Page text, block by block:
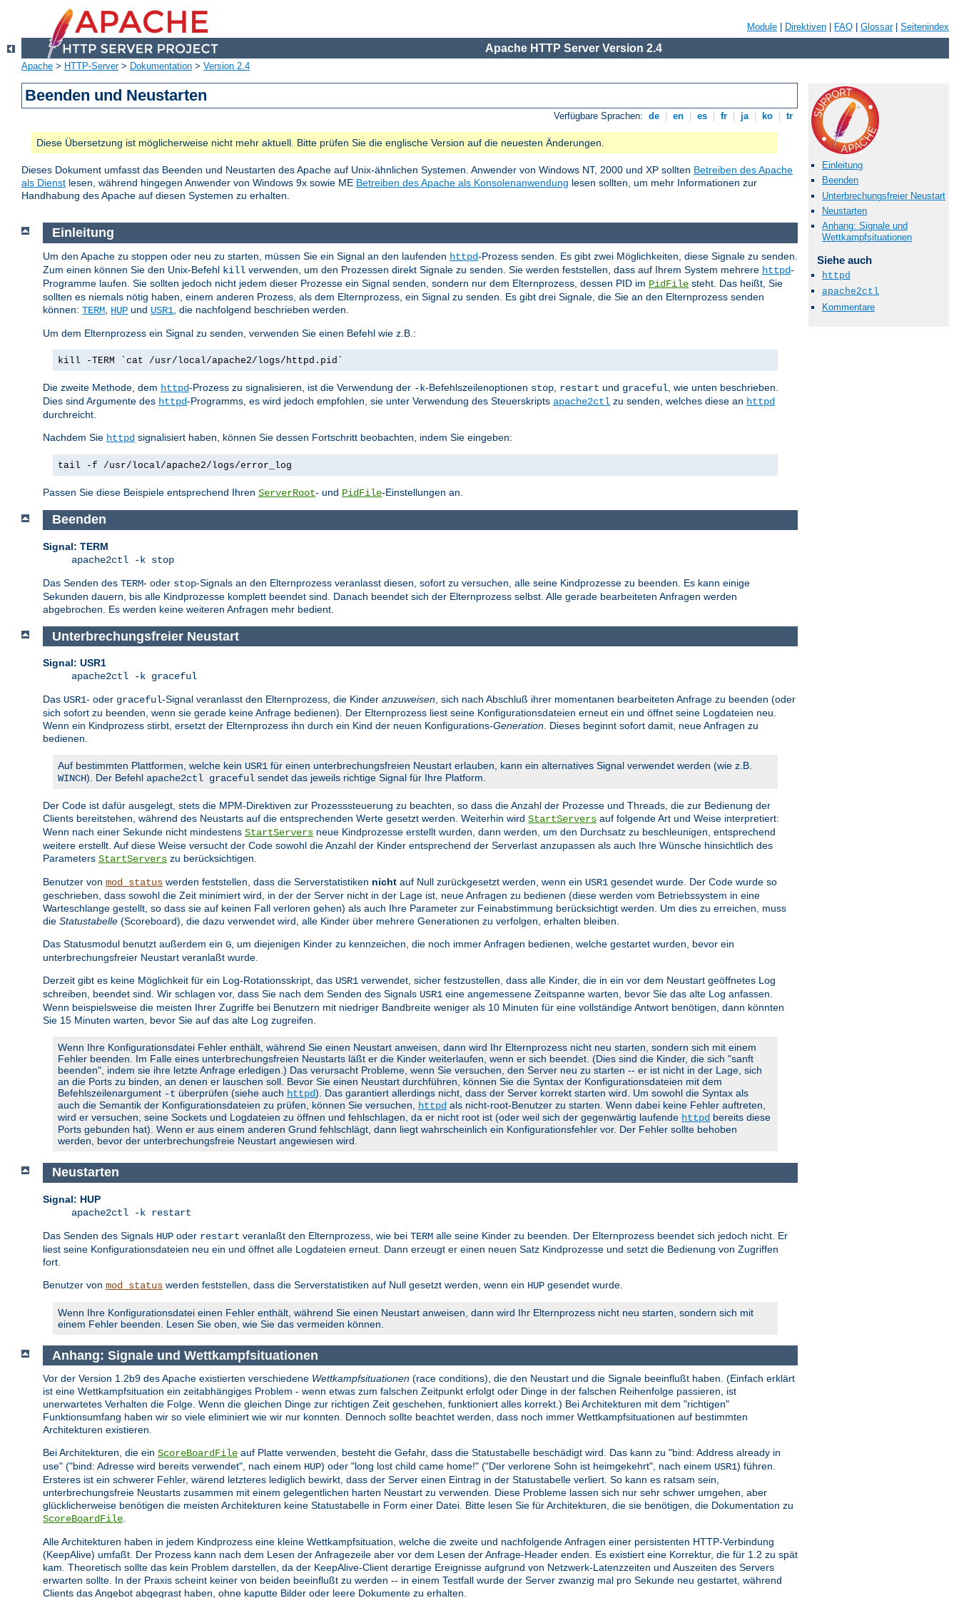
Module Direktiven FAQ Glossar| Seitenindex
Apache HTTP Server Version 2.4
Apache > HTTP-Server> Dokumentation > Version 2.4
Beenden und Neustarten
Verfügbare Sprachen: de en es fr ja ko tr
Diese Übersetzung ist möglicherweise nicht mehr aktuell. Bitte prüfen Sie die englische Version auf die neuesten Änderungen.
Dieses Dokument umfasst das Beenden und Neustarten des Apache auf Unix-ähnlichen Systemen. Anwender von Windows NT, 2000 und XP sollten Betreiben des Apache
als Dienst lesen, während hingegen Anwender von Windows 9x sowie ME Betreiben des Apache als Konsolenanwendung lesen sollten, um mehr Informationen zur
Handhabung des Apache auf diesen Systemen zu erhalten.
Einleitung
Beenden
Unterbrechungsfreier Neustart
Neustarten
Anhang: Signale und
Wettkampfsituationen
Siehe auch
httpd
apache2ctl
Kommentare
Einleitung
Um den Apache zu stoppen oder neu zu starten, müssen Sie ein Signal an den laufenden httpd-Prozess senden. Es gibt zwei Möglichkeiten, diese Signale zu senden.
Zum einen können Sie den Unix-Befehl kill verwenden, um den Prozessen direkt Signale zu senden. Sie werden feststellen, dass auf Ihrem System mehrere httpd-
Programme laufen. Sie sollten jedoch nicht jedem dieser Prozesse ein Signal senden, sondern nur dem Elternprozess, dessen PID im PidFile steht. Das heißt, Sie
sollten es niemals nötig haben, einem anderen Prozess, als dem Elternprozess, ein Signal zu senden. Es gibt drei Signale, die Sie an den Elternprozess senden
können: TERM HUP und USR1 , die nachfolgend beschrieben werden.
Um dem Elternprozess ein Signal zu senden, verwenden Sie einen Befehl wie z.B.:
kill -TERM `cat /usr/local/apache2/logs/httpd.pid`
Die zweite Methode, dem httpd-Prozess zu signalisieren, ist die Verwendung der -k-Befehlszeilenoptionen stop restart und graceful , wie unten beschrieben.
Dies sind Argumente des httpd-Programms, es wird jedoch empfohlen, sie unter Verwendung des Steuerskripts apache2ctl zu senden, welches diese an httpd
durchreicht.
Nachdem Sie httpd signalisiert haben, können Sie dessen Fortschritt beobachten, indem Sie eingeben:
tail -f /usr/local/apache2/logs/error_log
Passen Sie diese Beispiele entsprechend Ihren ServerRoot- und PidFile-Einstellungen an.
Beenden
Signal: TERM
apache2ctl -k stop
Das Senden des TERM- oder stop-Signals an den Elternprozess veranlasst diesen, sofort zu versuchen, alle seine Kindprozesse zu beenden. Es kann einige
Sekunden dauern, bis alle Kindprozesse komplett beendet sind. Danach beendet sich der Elternprozess selbst. Alle gerade bearbeiteten Anfragen werden
abgebrochen. Es werden keine weiteren Anfragen mehr bedient.
Unterbrechungsfreier Neustart
Signal: USR1
apache2ctl -k graceful
Das USR1- oder graceful-Signal veranlasst den Elternprozess, die Kinder anzuweisen, sich nach Abschluß ihrer momentanen bearbeiteten Anfrage zu beenden (oder
sich sofort zu beenden, wenn sie gerade keine Anfrage bedienen). Der Elternprozess liest seine Konfigurationsdateien erneut ein und öffnet seine Logdateien neu.
Wenn ein Kindprozess stirbt, ersetzt der Elternprozess ihn durch ein Kind der neuen Konfigurations-Generation. Dieses beginnt sofort damit, neue Anfragen zu
bedienen.
Auf bestimmten Plattformen, welche kein USR1 für einen unterbrechungsfreien Neustart erlauben, kann ein alternatives Signal verwendet werden (wie z.B.
WINCH). Der Befehl apache2ctl graceful sendet das jeweils richtige Signal für Ihre Platform.
Der Code ist dafür ausgelegt, stets die MPM-Direktiven zur Prozesssteuerung zu beachten, so dass die Anzahl der Prozesse und Threads, die zur Bedienung der
Clients bereitstehen, während des Neustarts auf die entsprechenden Werte gesetzt werden. Weiterhin wird StartServers auf folgende Art und Weise interpretiert:
Wenn nach einer Sekunde nicht mindestens StartServers neue Kindprozesse erstellt wurden, dann werden, um den Durchsatz zu beschleunigen, entsprechend
weitere erstellt. Auf diese Weise versucht der Code sowohl die Anzahl der Kinder entsprechend der Serverlast anzupassen als auch Ihre Wünsche hinsichtlich des
Parameters StartServers zu berücksichtigen.
Benutzer von mod_status werden feststellen, dass die Serverstatistiken nicht auf Null zurückgesetzt werden, wenn ein USR1 gesendet wurde. Der Code wurde so
geschrieben, dass sowohl die Zeit minimiert wird, in der der Server nicht in der Lage ist, neue Anfragen zu bedienen (diese werden vom Betriebssystem in eine
Warteschlange gestellt, so dass sie auf keinen Fall verloren gehen) als auch Ihre Parameter zur Feinabstimmung berücksichtigt werden. Um dies zu erreichen, muss
die Statustabelle (Scoreboard), die dazu verwendet wird, alle Kinder über mehrere Generationen zu verfolgen, erhalten bleiben.
Das Statusmodul benutzt außerdem ein G, um diejenigen Kinder zu kennzeichen, die noch immer Anfragen bedienen, welche gestartet wurden, bevor ein
unterbrechungsfreier Neustart veranlaßt wurde.
Derzeit gibt es keine Möglichkeit für ein Log-Rotationsskript, das USR1 verwendet, sicher festzustellen, dass alle Kinder, die in ein vor dem Neustart geöffnetes Log
schreiben, beendet sind. Wir schlagen vor, dass Sie nach dem Senden des Signals USR1 eine angemessene Zeitspanne warten, bevor Sie das alte Log anfassen.
Wenn beispielsweise die meisten Ihrer Zugriffe bei Benutzern mit niedriger Bandbreite weniger als 10 Minuten für eine vollständige Antwort benötigen, dann könnten
Sie 15 Minuten warten, bevor Sie auf das alte Log zugreifen.
Wenn Ihre Konfigurationsdatei Fehler enthält, während Sie einen Neustart anweisen, dann wird Ihr Elternprozess nicht neu starten, sondern sich mit einem
Fehler beenden. Im Falle eines unterbrechungsfreien Neustarts läßt er die Kinder weiterlaufen, wenn er sich beendet. (Dies sind die Kinder, die sich "sanft
beenden", indem sie ihre letzte Anfrage erledigen.) Das verursacht Probleme, wenn Sie versuchen, den Server neu zu starten -- er ist nicht in der Lage, sich
an die Ports zu binden, an denen er lauschen soll. Bevor Sie einen Neustart durchführen, können Sie die Syntax der Konfigurationsdateien mit dem
Befehlszeilenargument -t überprüfen (siehe auch httpd). Das garantiert allerdings nicht, dass der Server korrekt starten wird. Um sowohl die Syntax als
auch die Semantik der Konfigurationsdateien zu prüfen, können Sie versuchen, httpd als nicht-root-Benutzer zu starten. Wenn dabei keine Fehler auftreten,
wird er versuchen, seine Sockets und Logdateien zu öffnen und fehlschlagen, da er nicht root ist (oder weil sich der gegenwärtig laufende httpd bereits diese
Ports gebunden hat). Wenn er aus einem anderen Grund fehlschlägt, dann liegt wahrscheinlich ein Konfigurationsfehler vor. Der Fehler sollte behoben
werden, bevor der unterbrechungsfreie Neustart angewiesen wird.
Neustarten
Signal: HUP
apache2ctl -k restart
Das Senden des Signals HUP oder restart veranlaßt den Elternprozess, wie bei TERM alle seine Kinder zu beenden. Der Elternprozess beendet sich jedoch nicht. Er
liest seine Konfigurationsdateien neu ein und öffnet alle Logdateien erneut. Dann erzeugt er einen neuen Satz Kindprozesse und setzt die Bedienung von Zugriffen
fort.
Benutzer von mod_status werden feststellen, dass die Serverstatistiken auf Null gesetzt werden, wenn ein HUP gesendet wurde.
Wenn Ihre Konfigurationsdatei einen Fehler enthält, während Sie einen Neustart anweisen, dann wird Ihr Elternprozess nicht neu starten, sondern sich mit
einem Fehler beenden. Lesen Sie oben, wie Sie das vermeiden können.
Anhang: Signale und Wettkampfsituationen
Vor der Version 1.2b9 des Apache existierten verschiedene Wettkampfsituationen (race conditions), die den Neustart und die Signale beeinflußt haben. (Einfach erklärt
ist eine Wettkampfsituation ein zeitabhängiges Problem - wenn etwas zum falschen Zeitpunkt erfolgt oder Dinge in der falschen Reihenfolge passieren, ist
unerwartetes Verhalten die Folge. Wenn die gleichen Dinge zur richtigen Zeit geschehen, funktioniert alles korrekt.) Bei Architekturen mit dem "richtigen"
Funktionsumfang haben wir so viele eliminiert wie wir nur konnten. Dennoch sollte beachtet werden, dass noch immer Wettkampfsituationen auf bestimmten
Architekturen existieren.
Bei Architekturen, die ein ScoreBoardFile auf Platte verwenden, besteht die Gefahr, dass die Statustabelle beschädigt wird. Das kann zu "bind: Address already in
use" ("bind: Adresse wird bereits verwendet", nach einem HUP) oder "long lost child came home!" ("Der verlorene Sohn ist heimgekehrt", nach einem USR1) führen.
Ersteres ist ein schwerer Fehler, wärend letzteres lediglich bewirkt, dass der Server einen Eintrag in der Statustabelle verliert. So kann es ratsam sein,
unterbrechungsfreie Neustarts zusammen mit einem gelegentlichen harten Neustart zu verwenden. Diese Probleme lassen sich nur sehr schwer umgehen, aber
glücklicherweise benötigen die meisten Architekturen keine Statustabelle in Form einer Datei. Bitte lesen Sie für Architekturen, die sie benötigen, die Dokumentation zu
ScoreBoardFile.
Alle Architekturen haben in jedem Kindprozess eine kleine Wettkampfsituation, welche die zweite und nachfolgende Anfragen einer persistenten HTTP-Verbindung
(KeepAlive) umfaßt. Der Prozess kann nach dem Lesen der Anfragezeile aber vor dem Lesen der Anfrage-Header enden. Es existiert eine Korrektur, die für 1.2 zu spät
kam. Theoretisch sollte das kein Problem darstellen, da der KeepAlive-Client derartige Ereignisse aufgrund von Netzwerk-Latenzzeiten und Auszeiten des Servers
erwarten sollte. In der Praxis scheint keiner von beiden beeinflußt zu werden -- in einem Testfall wurde der Server zwanzig mal pro Sekunde neu gestartet, während
Clients das Angebot abgegrast haben, ohne kaputte Bilder oder leere Dokumente zu erhalten.